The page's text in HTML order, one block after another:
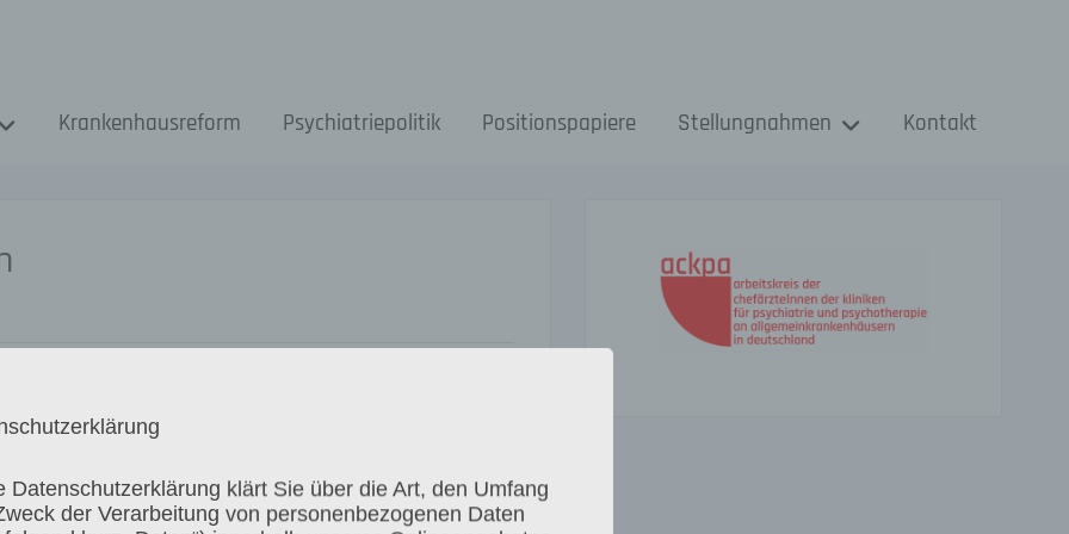
Krankenhausreform Psychiatriepolitik Positionspapiere Stellungnahmen Kontakt
Datenschutzerklärung klärt Sie über die Art, den Umfang
der Verarbeitung von personenbezogenen Daten